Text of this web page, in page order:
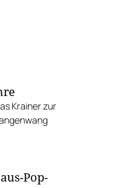
Krainer zur
Pop-